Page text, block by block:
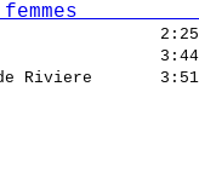
9 femmes
FI-Hollola
Sampans
Riviere